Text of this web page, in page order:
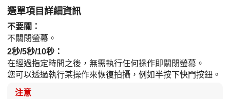
選單項目詳細資訊
不要關 ：
不關閉螢幕。
2秒/5秒/10秒 ：
在經過指定時間之後，無需執行任何操作即關閉螢幕。
您可以透過執行某操作來恢復拍攝，例如半按下快門按鈕。
注意